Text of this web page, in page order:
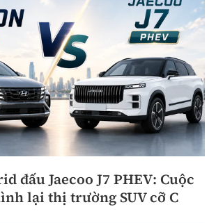
đấu Jaecoo J7 PHEV: Cuộc
lại thị trường SUV cỡ C